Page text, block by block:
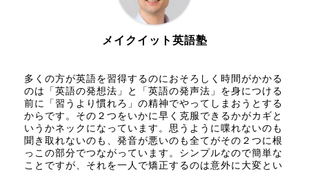
メイクイット英語塾
多くの方が英語を習得するのにおそろしく時間がかかる
のは「英語の発想法」と「英語の発声法」を身につける
前に「習うより慣れろ」の精神でやってしまおうとする
からです。その２つをいかに早く克服できるかがカギと
いうかネックになっています。思うように喋れないのも
聞き取れないのも、発音が悪いのも全てがその２つに根
っこの部分でつながっています。シンプルなので簡単な
ことですが、それを一人で矯正するのは意外に大変とい